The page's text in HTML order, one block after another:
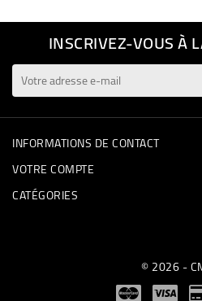
INSCRIVEZ-VOUS À
INFORMATIONS DE CONTACT
VOTRE COMPTE
CATÉGORIES
© 2026 -